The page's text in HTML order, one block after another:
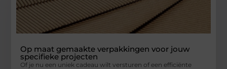
Op maat gemaakte verpakkingen voor jouw
specifieke projecten
Of je nu een uniek cadeau wilt versturen of een efficiënte